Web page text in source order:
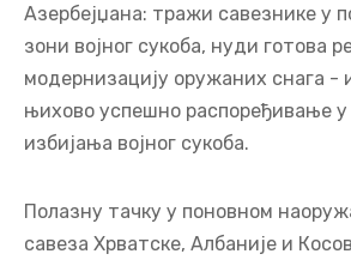
Азербејџана: тражи савезнике у
зони војног сукоба, нуди готова
модернизацију оружаних снага -
њихово успешно распоређивање у
избијања војног сукоба.
Полазну тачку у поновном
савеза Хрватске, Албаније и